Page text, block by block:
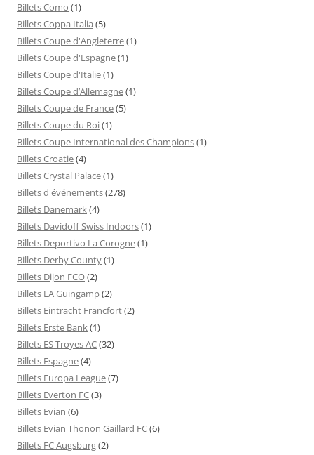
Billets Como (1)
Billets Coppa Italia (5)
Billets Coupe d'Angleterre(1)
Billets Coupe d'Espagne(1)
Billets Coupe d'Italie(1)
Billets Coupe d’Allemagne(1)
Billets Coupe de France(5)
Billets Coupe du Roi(1)
Billets Coupe International des Champions(1)
Billets Croatie(4)
Billets Crystal Palace(1)
Billets d'événements(278)
Billets Danemark(4)
Billets Davidoff Swiss Indoors(1)
Billets Deportivo La Corogne(1)
Billets Derby County(1)
Billets Dijon FCO(2)
Billets EA Guingamp(2)
Billets Eintracht Francfort(2)
Billets Erste Bank(1)
Billets ES Troyes AC(32)
Billets Espagne(4)
Billets Europa League(7)
Billets Everton FC(3)
Billets Evian (6)
Billets Evian Thonon Gaillard FC(6)
Billets FC Augsburg(2)